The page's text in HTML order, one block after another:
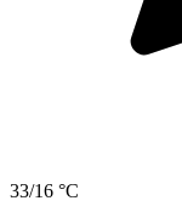
33/16 °C